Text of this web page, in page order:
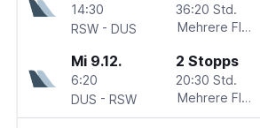
14:30
RSW - DUS
36:20 Std.
Mehrere
Mi 9.12.
6:20
DUS - RSW
2 Stopps
20:30 Std.
Mehrere